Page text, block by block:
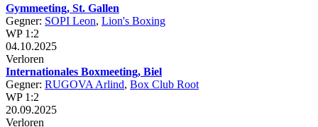
Gymmeeting, St. Gallen
Gegner: SOPI Leon, Lion's Boxing
WP 1:2
04.10.2025
Verloren
Internationales Boxmeeting, Biel
Gegner: RUGOVA Arlind, Box Club Root
WP 1:2
20.09.2025
Verloren